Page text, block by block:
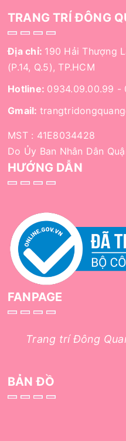
TRANG TRÍ ĐÔNG
Địa chỉ: 190 Hải Thượng
(P.14, Q.5), TP.HCM
Hotline: 0934.09.00.99 -
Gmail:
MST : 41E8034428
Do Ủy Ban Nhân Dân
HƯỚNG DẪN
FANPAGE
Trang trí Đông
BẢN ĐỒ